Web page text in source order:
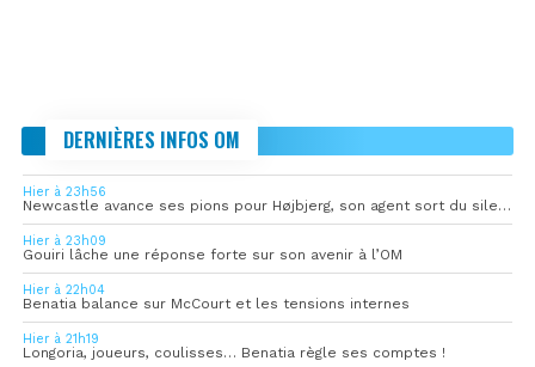
DERNIÈRES INFOS OM
Hier à 23h56
Newcastle avance ses pions pour Højbjerg, son agent sort du silence
Hier à 23h09
Gouiri lâche une réponse forte sur son avenir à l’OM
Hier à 22h04
Benatia balance sur McCourt et les tensions internes
Hier à 21h19
Longoria, joueurs, coulisses… Benatia règle ses comptes !